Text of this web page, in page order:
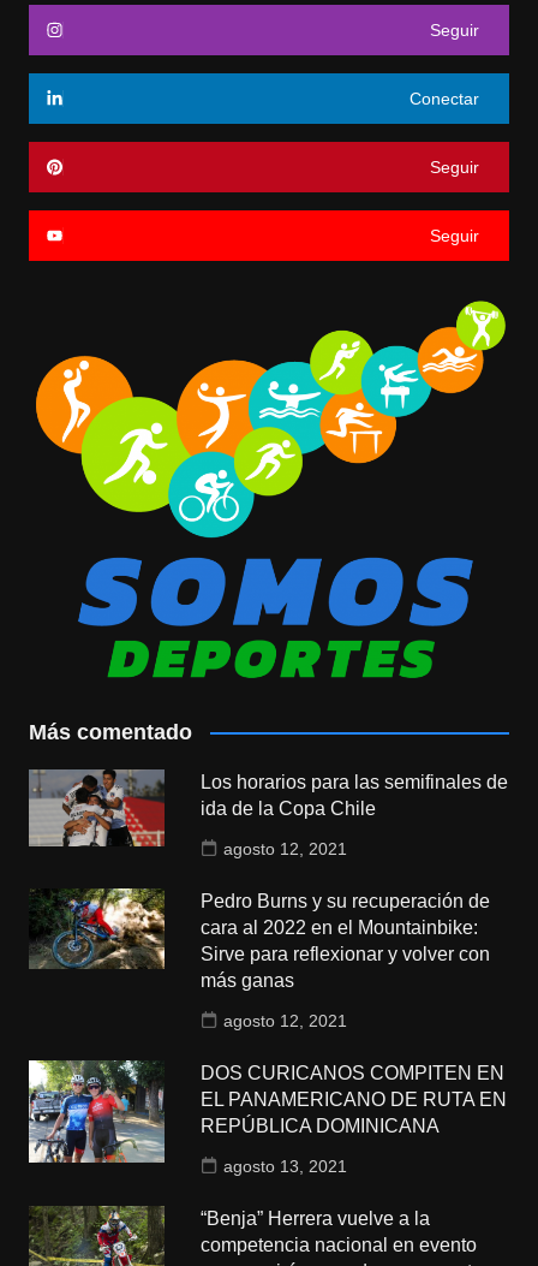
Seguir
Conectar
Seguir
Seguir
Más comentado
Los horarios para las semifinales de
ida de la Copa Chile
agosto 12, 2021
Pedro Burns y su recuperación de
cara al 2022 en el Mountainbike:
Sirve para reflexionar y volver con
más ganas
agosto 12, 2021
DOS CURICANOS COMPITEN EN
EL PANAMERICANO DE RUTA EN
REPÚBLICA DOMINICANA
agosto 13, 2021
“Benja” Herrera vuelve a la
competencia nacional en evento